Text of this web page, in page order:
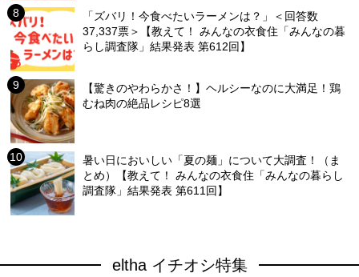
「ズバリ！今食べたいラーメンは？」＜回答数
37,337票＞【教えて！ みんなの衣食住「みんなの暮
らし調査隊」結果発表 第612回】
【驚きのやわらかさ！】ヘルシーなのに大満足！鶏
むね肉の絶品レシピ8選
暑い日においしい「夏の麺」について大調査！（ま
とめ）【教えて！ みんなの衣食住「みんなの暮らし
調査隊」結果発表 第611回】
eltha イチオシ特集